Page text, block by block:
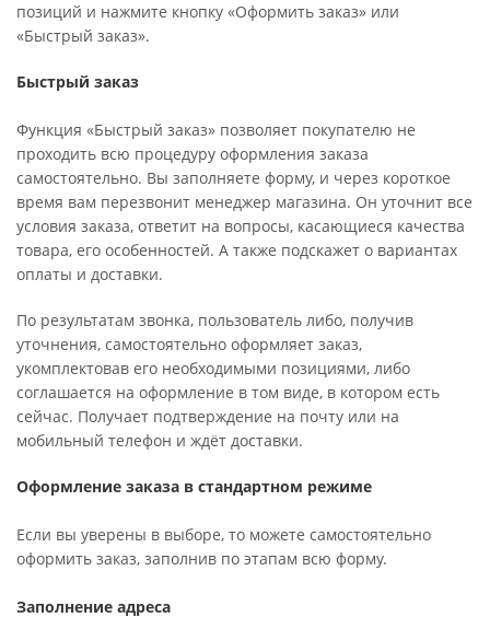
позиций и нажмите кнопку «Оформить заказ» или
«Быстрый заказ».
Быстрый заказ
Функция «Быстрый заказ» позволяет покупателю не
проходить всю процедуру оформления заказа
самостоятельно. Вы заполняете форму, и через короткое
время вам перезвонит менеджер магазина. Он уточнит все
условия заказа, ответит на вопросы, касающиеся качества
товара, его особенностей. А также подскажет о вариантах
оплаты и доставки.
По результатам звонка, пользователь либо, получив
уточнения, самостоятельно оформляет заказ,
укомплектовав его необходимыми позициями, либо
соглашается на оформление в том виде, в котором есть
сейчас. Получает подтверждение на почту или на
мобильный телефон и ждёт доставки.
Оформление заказа в стандартном режиме
Если вы уверены в выборе, то можете самостоятельно
оформить заказ, заполнив по этапам всю форму.
Заполнение адреса